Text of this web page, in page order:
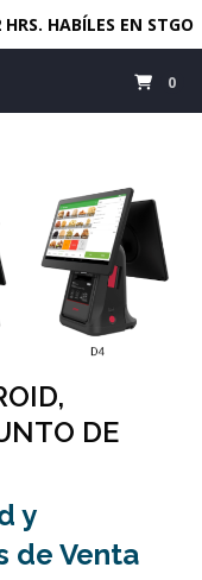
HABÍLES EN STGO
0
DE
y
de Venta